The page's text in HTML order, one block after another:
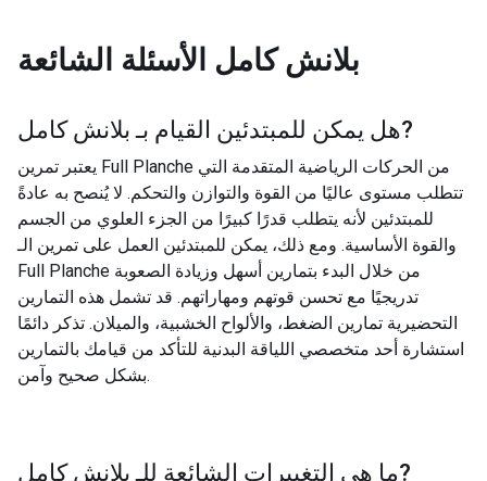
بلانش كامل الأسئلة الشائعة
هل يمكن للمبتدئين القيام بـ بلانش كامل ?
يعتبر تمرين Full Planche من الحركات الرياضية المتقدمة التي
تتطلب مستوى عاليًا من القوة والتوازن والتحكم. لا يُنصح به عادةً
للمبتدئين لأنه يتطلب قدرًا كبيرًا من الجزء العلوي من الجسم
والقوة الأساسية. ومع ذلك، يمكن للمبتدئين العمل على تمرين الـ
Full Planche من خلال البدء بتمارين أسهل وزيادة الصعوبة
تدريجيًا مع تحسن قوتهم ومهاراتهم. قد تشمل هذه التمارين
التحضيرية تمارين الضغط، والألواح الخشبية، والميلان. تذكر دائمًا
استشارة أحد متخصصي اللياقة البدنية للتأكد من قيامك بالتمارين
بشكل صحيح وآمن.
ما هي التغييرات الشائعة للـ بلانش كامل ?